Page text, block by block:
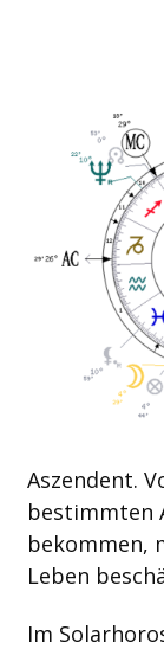
Aszendent.
bestimmten
bekommen,
Leben
Im